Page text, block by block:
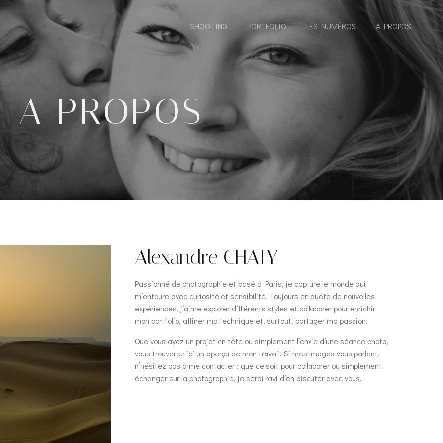
SHOOTING PORTFOLIO LES NUMÉROS A PROPOS
A PROPOS
Alexandre CHATY
Passionné de photographie et basé à Paris, je capture le monde qui
m’entoure avec curiosité et sensibilité. Toujours en quête de nouvelles
expériences, j’aime explorer différents styles et collaborer pour enrichir
mon portfolio, affiner ma technique et, surtout, partager ma passion.
Que vous ayez un projet en tête ou simplement l’envie d’une séance photo,
vous trouverez ici un aperçu de mon travail. Si mes images vous parlent,
n’hésitez pas à me contacter : que ce soit pour collaborer ou simplement
échanger sur la photographie, je serai ravi d’en discuter avec vous.